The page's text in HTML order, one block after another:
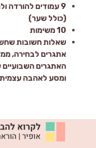
9 עמודים להורדה
(כולל שער)
10 משימות
שאלות חשובות
אתגרים לבחירה,
האתגרים
ומסע לאהבה